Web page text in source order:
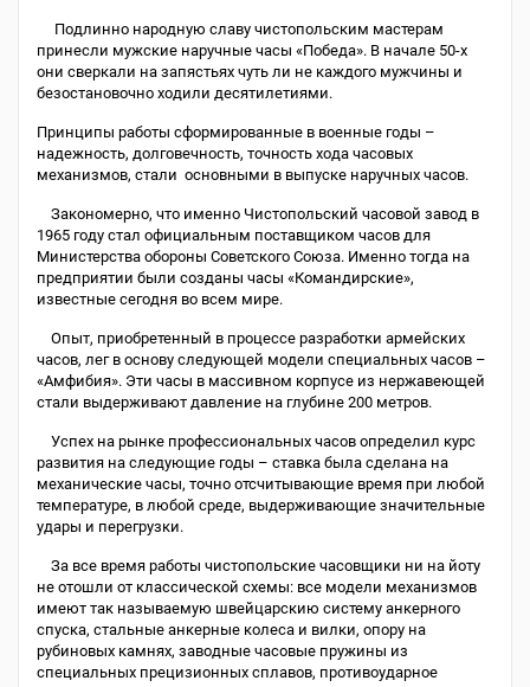
Подлинно народную славу чистопольским мастерам
принесли мужские наручные часы «Победа». В начале 50-х
они сверкали на запястьях чуть ли не каждого мужчины и
безостановочно ходили десятилетиями.
Принципы работы сформированные в военные годы –
надежность, долговечность, точность хода часовых
механизмов, стали основными в выпуске наручных часов.
Закономерно, что именно Чистопольский часовой завод в
1965 году стал официальным поставщиком часов для
Министерства обороны Советского Союза. Именно тогда на
предприятии были созданы часы «Командирские»,
известные сегодня во всем мире.
Опыт, приобретенный в процессе разработки армейских
часов, лег в основу следующей модели специальных часов –
«Амфибия». Эти часы в массивном корпусе из нержавеющей
стали выдерживают давление на глубине 200 метров.
Успех на рынке профессиональных часов определил курс
развития на следующие годы – ставка была сделана на
механические часы, точно отсчитывающие время при любой
температуре, в любой среде, выдерживающие значительные
удары и перегрузки.
За все время работы чистопольские часовщики ни на йоту
не отошли от классической схемы: все модели механизмов
имеют так называемую швейцарскию систему анкерного
спуска, стальные анкерные колеса и вилки, опору на
рубиновых камнях, заводные часовые пружины из
специальных прецизионных сплавов, противоударное